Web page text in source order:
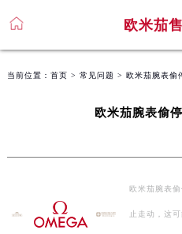
欧米茄
当前位置： 首页 > 常见问题 > 欧米茄腕表偷
欧米茄腕表偷
欧米茄腕表
止走动，这